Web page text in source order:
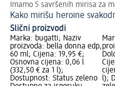
Imamo 5 savršenih mirisa za
Kako mirišu heroine
Slični proizvodi
Marka: bugatti; Naziv
proizvoda: bella donna edp,
60 ml; Cijena: 19,95 €;
Osnovna cijena: 0,06 l
(332,50 € za 1 l);
Dostupnost: Status zeleno
l);